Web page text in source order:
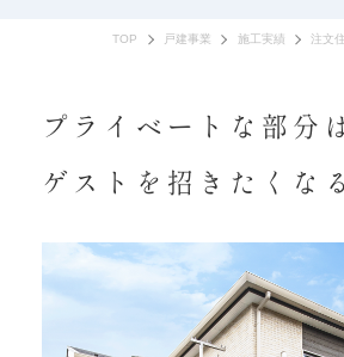
TOP 戸建事業 施工実績 注文
プライベートな部分
ゲストを招きたくな